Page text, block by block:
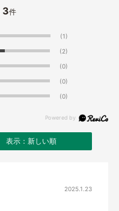
3件
(1)
(2)
(0)
(0)
(0)
表示：新しい順
2025.1.23